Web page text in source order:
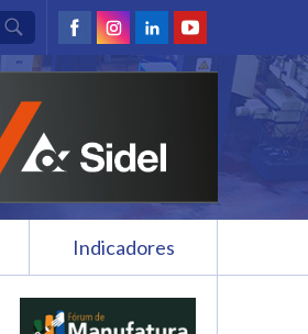
Indicadores